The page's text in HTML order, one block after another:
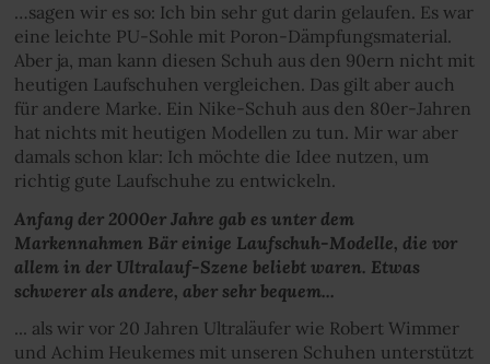
…sagen wir es so: Ich bin sehr gut darin gelaufen. Es war
eine leichte PU-Sohle mit Poron-Dämpfungsmaterial.
Aber ja, man kann diesen Schuh aus den 90ern nicht mit
heutigen Laufschuhen vergleichen. Das gilt aber auch
für andere Marke. Ein Nike-Schuh aus den 80er-Jahren
hat nichts mit heutigen Modellen zu tun. Mir war aber
damals schon klar: Ich möchte die Idee nutzen, um
richtig gute Laufschuhe zu entwickeln.
Anfang der 2000er Jahre gab es unter dem
Markennahmen Bär einige Laufschuh-Modelle, die vor
allem in der Ultralauf-Szene beliebt waren. Etwas
schwerer als andere, aber sehr bequem...
... als wir vor 20 Jahren Ultraläufer wie Robert Wimmer
und Achim Heukemes mit unseren Schuhen unterstützt